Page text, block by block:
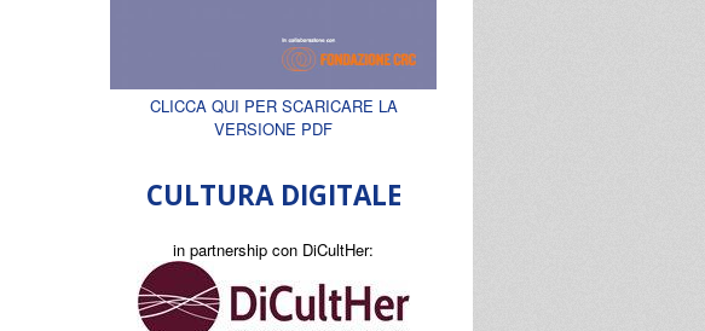
CLICCA QUI PER SCARICARE LA
VERSIONE PDF
CULTURA DIGITALE
in partnership con DiCultHer: